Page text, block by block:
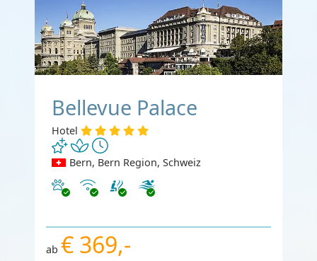
Bellevue Palace
Hotel
Bern, Bern Region, Schweiz
Haustiere erlaubt
Internet
ab € 369,-